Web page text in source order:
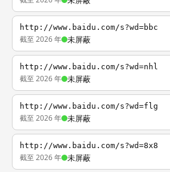
http://www.baidu.com/s?wd=bbc
截至 2026 年 未屏蔽
http://www.baidu.com/s?wd=nhl
截至 2026 年 未屏蔽
http://www.baidu.com/s?wd=flg
截至 2026 年 未屏蔽
http://www.baidu.com/s?wd=8x8
截至 2026 年 未屏蔽